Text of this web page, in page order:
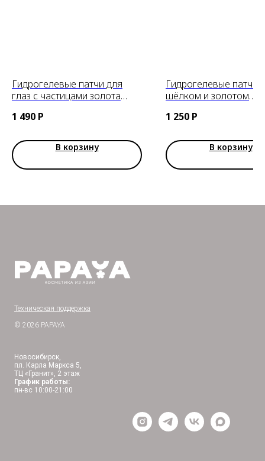
Гидрогелевые патчи для
глаз с частицами золота
Petitfee
1 490 Р
В корзину
Гидрогелевые патчи с
шёлком и золотом
Home Esthetic Eye
1 250 Р
В корзину
Техническая поддержка
© 2026 PAPAYA
Новосибирск,
пл. Карла Маркса 5,
ТЦ «Гранит», 2 этаж
График работы:
пн-вс 10:00-21:00